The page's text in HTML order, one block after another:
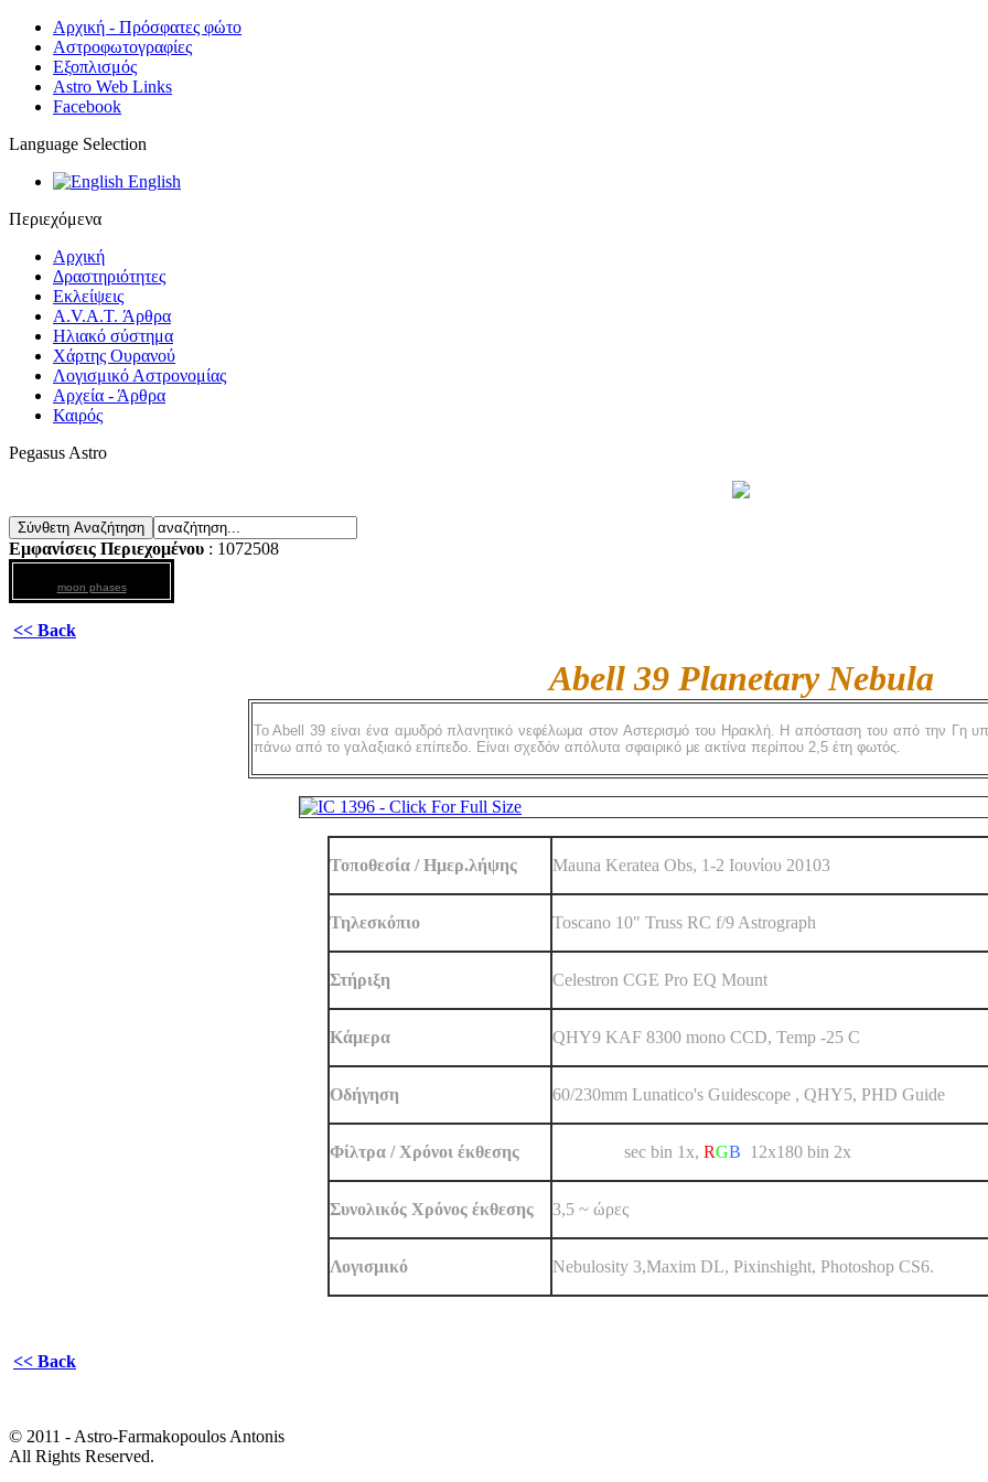
Αρχική - Πρόσφατες φώτο
Αστροφωτογραφίες
Εξοπλισμός
Astro Web Links
Facebook
Language Selection
English
Περιεχόμενα
Αρχική
Δραστηριότητες
Εκλείψεις
A.V.A.T. Άρθρα
Ηλιακό σύστημα
Χάρτης Ουρανού
Λογισμικό Αστρoνομίας
Αρχεία - Άρθρα
Καιρός
Pegasus Astro
Εμφανίσεις Περιεχομένου : 1072508
moon phases
<< Back
Abell 39 Planetary Nebula
Το Αbell 39 είναι ένα αμυδρό πλανητικό νεφέλωμα στον Αστερισμό του Ηρακλή. Η απόσταση του από την Γη
πάνω από το γαλαξιακό επίπεδο. Είναι σχεδόν απόλυτα σφαιρικό με ακτίνα περίπου 2,5 έτη φωτός.
Τοποθεσία / Ημερ.λήψης Mauna Keratea Obs, 1-2 Ιουνίου 20103
Τηλεσκόπιο Toscano 10" Truss RC f/9 Astrograph
Στήριξη Celestron CGE Pro EQ Mount
Κάμερα QHY9 KAF 8300 mono CCD, Temp -25 C
Oδήγηση 60/230mm Lunatico's Guidescope , QHY5, PHD Guide
Φίλτρα / Χρόνοι έκθεσης sec bin 1x, RGB 12x180 bin 2x
Συνολικός Χρόνος έκθεσης 3,5 ~ ώρες
Λογισμικό Nebulosity 3,Maxim DL, Pixinshight, Photoshop CS6.
<< Back
© 2011 - Astro-Farmakopoulos Antonis
All Rights Reserved.